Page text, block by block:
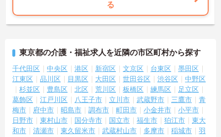
る
東京都の介護・福祉求人を近隣の市区町村から探す
千代田区 中央区 港区 新宿区 文京区 台東区
墨田区
江東区
品川区 目黒区 大田区 世田谷区 渋谷区
中野区
杉並区
豊島区 北区 荒川区 板橋区 練馬区
足立区
葛飾区
江戸川区 八王子市 立川市 武蔵野市 三鷹市
青
梅市
府中市 昭島市 調布市 町田市 小金井市
小平市
日野市
東村山市 国分寺市 国立市 福生市 狛江市
東大
和市
清瀬市 東久留米市 武蔵村山市 多摩市 稲城市
羽